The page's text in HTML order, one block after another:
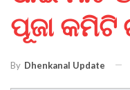
ପୂଜା କମିଟି
By Dhenkanal Update